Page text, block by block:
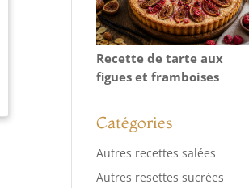
Recette de tarte aux
figues et framboises
Catégories
Autres recettes salées
Autres resettes sucrées